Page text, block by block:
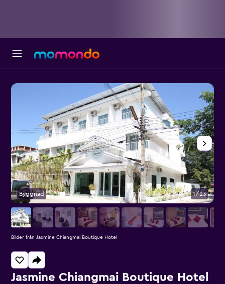
Jasmine Chiangmai Boutique Hotel
Byggnad 1/23
Bilder från Jasmine Chiangmai Boutique Hotel